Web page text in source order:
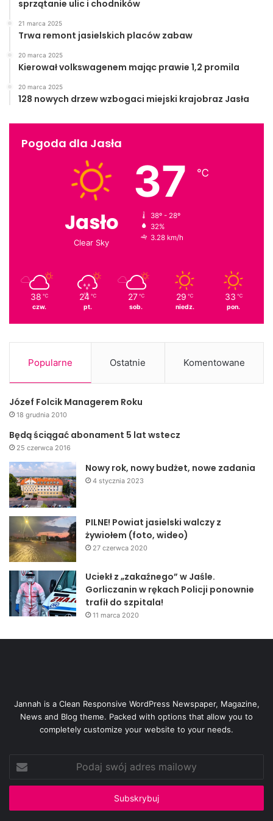
sprzątanie ulic i chodników
21 marca 2025
Trwa remont jasielskich placów zabaw
20 marca 2025
Kierował volkswagenem mając prawie 1,2 promila
20 marca 2025
128 nowych drzew wzbogaci miejski krajobraz Jasła
Pogoda dla Jasła
Jasło
Clear Sky
37 ℃
38º - 28º
32%
3.28 km/h
38 ℃
czw.
24 ℃
pt.
27 ℃
sob.
29 ℃
niedz.
33 ℃
pon.
Popularne Ostatnie Komentowane
Józef Folcik Managerem Roku
18 grudnia 2010
Będą ściągać abonament 5 lat wstecz
25 czerwca 2016
Nowy rok, nowy budżet, nowe zadania
4 stycznia 2023
PILNE! Powiat jasielski walczy z
żywiołem (foto, wideo)
27 czerwca 2020
Uciekł z „zakaźnego” w Jaśle.
Gorliczanin w rękach Policji ponownie
trafił do szpitala!
11 marca 2020
Jannah is a Clean Responsive WordPress Newspaper, Magazine,
News and Blog theme. Packed with options that allow you to
completely customize your website to your needs.
swój
adres